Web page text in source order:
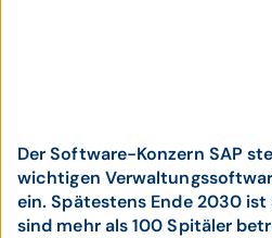
Der Software-Konzern SAP
wichtigen
ein. Spätestens Ende 2030
sind mehr als 100 Spitäler